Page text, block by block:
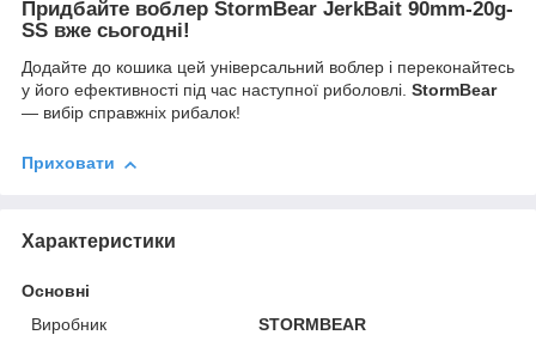
Придбайте воблер StormBear JerkBait 90mm-20g-
SS вже сьогодні!
Додайте до кошика цей універсальний воблер і переконайтесь
у його ефективності під час наступної риболовлі. StormBear
— вибір справжніх рибалок!
Приховати
Характеристики
Основні
Виробник
STORMBEAR